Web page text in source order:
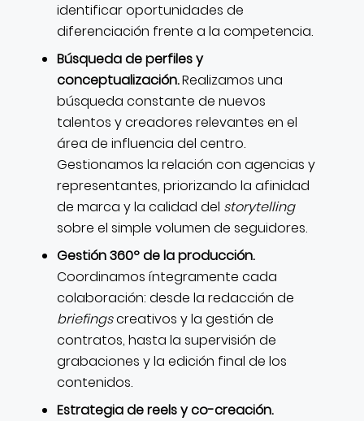
identificar oportunidades de
diferenciación frente a la competencia.
Búsqueda de perfiles y
conceptualización.Realizamos una
búsqueda constante de nuevos
talentos y creadores relevantes en el
área de influencia del centro.
Gestionamos la relación con agencias y
representantes, priorizando la afinidad
de marca y la calidad del storytelling
sobre el simple volumen de seguidores.
Gestión 360º de la producción.
Coordinamos íntegramente cada
colaboración: desde la redacción de
briefingscreativos y la gestión de
contratos, hasta la supervisión de
grabaciones y la edición final de los
contenidos.
Estrategia de reels y co-creación.